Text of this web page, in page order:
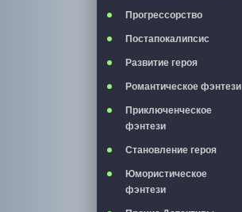
Прогрессорство
Постапокалипсис
Развитие героя
Романтическое фэнтези
Приключенческое
фэнтези
Становление героя
Юмористическое
фэнтези